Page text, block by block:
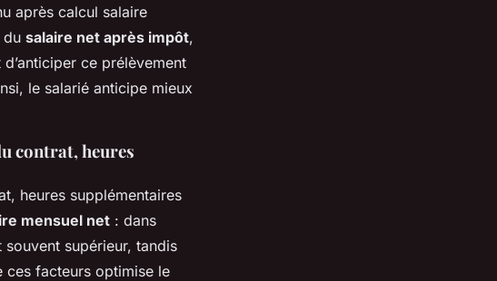
après calcul salaire
du salaire net après impôt,
ce prélèvement
le salarié anticipe mieux
contrat, heures
heures supplémentaires
mensuel net : dans
souvent supérieur, tandis
ces facteurs optimise le